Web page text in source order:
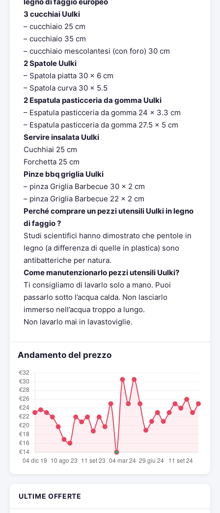
3 cucchiai Uulki
– cucchiaio 25 cm
– cucchiaio 35 cm
– cucchiaio mescolantesi (con foro) 30 cm
2 Spatole Uulki
– Spatola piatta 30 x 6 cm
– Spatola curva 30 x 5.5
2 Espatula pasticceria da gomma Uulki
– Espatula pasticceria da gomma 24 x 3.3 cm
– Espatula pasticceria da gomma 27.5 x 5 cm
Servire insalata Uulki
Cuchhiai 25 cm
Forchetta 25 cm
Pinze bbq griglia Uulki
– pinza Griglia Barbecue 30 x 2 cm
– pinza Griglia Barbecue 22 x 2 cm
Perché comprare un pezzi utensili Uulki in legno
di faggio ?
Studi scientifici hanno dimostrato che pentole in
legno (a differenza di quelle in plastica) sono
antibatteriche per natura.
Come manutenzionarlo pezzi utensili Uulki?
Ti consigliamo di lavarlo solo a mano. Puoi
passarlo sotto l’acqua calda. Non lasciarlo
immerso nell’acqua troppo a lungo.
Non lavarlo mai in lavastoviglie.
Andamento del prezzo
ULTIME OFFERTE